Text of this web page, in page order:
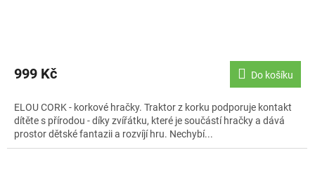
999 Kč Do košíku
ELOU CORK - korkové hračky. Traktor z korku podporuje kontakt
dítěte s přírodou - díky zvířátku, které je součástí hračky a dává
prostor dětské fantazii a rozvíjí hru. Nechybí...